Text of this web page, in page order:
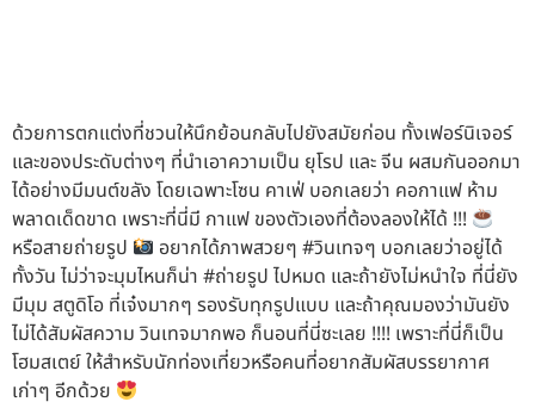
ด้วยการตกแต่งที่ชวนให้นึกย้อนกลับไปยังสมัยก่อน ทั้งเฟอร์นิเจอร์
และของประดับต่างๆ ที่นำเอาความเป็น ยุโรป และ จีน ผสมกันออกมา
ได้อย่างมีมนต์ขลัง โดยเฉพาะโซน คาเฟ่ บอกเลยว่า คอกาแฟ ห้าม
พลาดเด็ดขาด เพราะที่นี่มี กาแฟ ของตัวเองที่ต้องลองให้ได้ !!!
หรือสายถ่ายรูป
อยากได้ภาพสวยๆ #วินเทจๆ บอกเลยว่าอยู่ได้
ทั้งวัน ไม่ว่าจะมุมไหนก็น่า #ถ่ายรูป ไปหมด และถ้ายังไม่หนำใจ ที่นี่ยัง
มีมุม สตูดิโอ ที่เจ๋งมากๆ รองรับทุกรูปแบบ และถ้าคุณมองว่ามันยัง
ไม่ได้สัมผัสความ วินเทจมากพอ ก็นอนที่นี่ซะเลย !!!! เพราะที่นี่ก็เป็น
โฮมสเตย์ ให้สำหรับนักท่องเที่ยวหรือคนที่อยากสัมผัสบรรยากาศ
เก่าๆ อีกด้วย